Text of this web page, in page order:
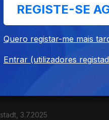
(França / Colômbia).
3.7.2025
REGISTE-SE
Quero registar-me mais
Entrar (utilizadores